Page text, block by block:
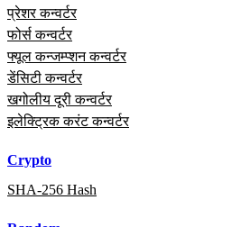
प्रेशर कन्वर्टर
फोर्स कन्वर्टर
फ्यूल कन्जम्प्शन कन्वर्टर
डेंसिटी कन्वर्टर
खगोलीय दूरी कन्वर्टर
इलेक्ट्रिक करंट कन्वर्टर
Crypto
SHA-256 Hash